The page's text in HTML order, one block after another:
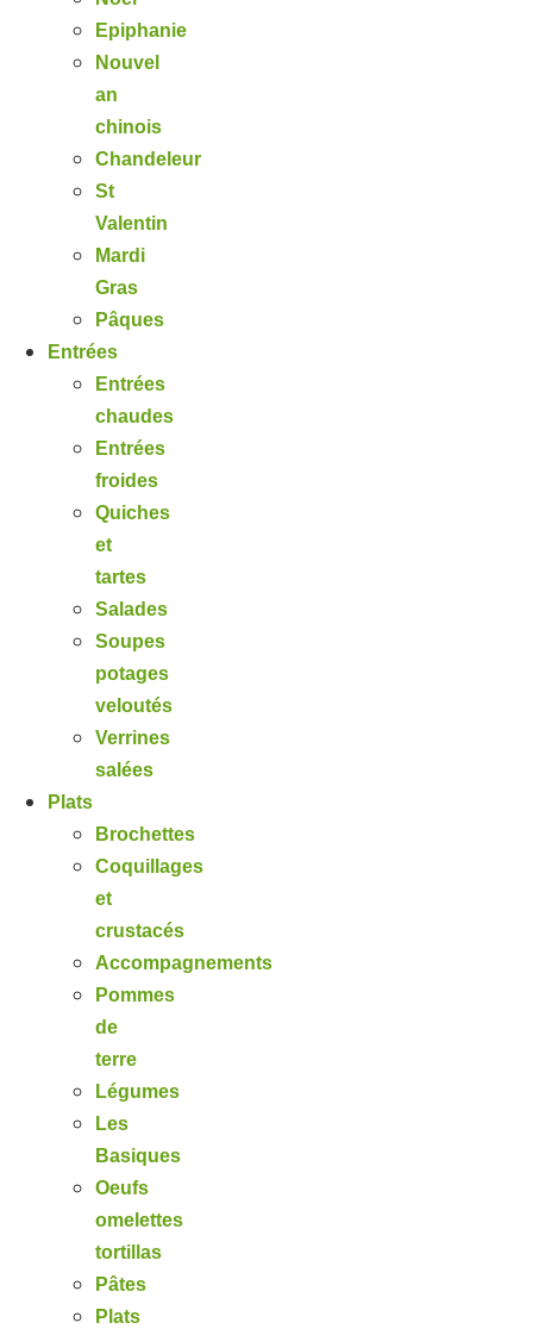
Epiphanie
Nouvel
an
chinois
Chandeleur
St
Valentin
Mardi
Gras
Pâques
Entrées
Entrées
chaudes
Entrées
froides
Quiches
et
tartes
Salades
Soupes
potages
veloutés
Verrines
salées
Plats
Brochettes
Coquillages
et
crustacés
Accompagnements
Pommes
de
terre
Légumes
Les
Basiques
Oeufs
omelettes
tortillas
Pâtes
Plats